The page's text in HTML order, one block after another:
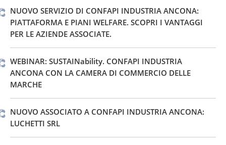
NUOVO SERVIZIO DI CONFAPI INDUSTRIA ANCONA:
PIATTAFORMA E PIANI WELFARE. SCOPRI I VANTAGGI
PER LE AZIENDE ASSOCIATE.
WEBINAR: SUSTAINability. CONFAPI INDUSTRIA
ANCONA CON LA CAMERA DI COMMERCIO DELLE
MARCHE
NUOVO ASSOCIATO A CONFAPI INDUSTRIA ANCONA:
LUCHETTI SRL